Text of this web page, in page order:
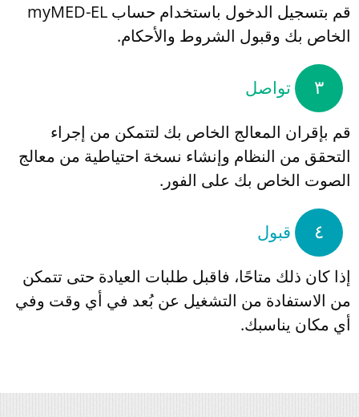
قم بتسجيل الدخول باستخدام حساب myMED-EL
الخاص بك وقبول الشروط والأحكام.
٣ تواصل
قم بإقران المعالج الخاص بك لتتمكن من إجراء
التحقق من النظام وإنشاء نسخة احتياطية من معالج
الصوت الخاص بك على الفور.
٤ قبول
إذا كان ذلك متاحًا، فاقبل طلبات العيادة حتى تتمكن
من الاستفادة من التشغيل عن بُعد في أي وقت وفي
أي مكان يناسبك.